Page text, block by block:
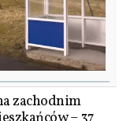
zachodnim